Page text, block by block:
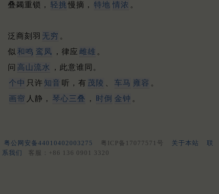
叠蠲重锁， 轻挑慢摘， 特地 情浓 。
泛商刻羽 无穷 。
似 和鸣 鸾凤 ，律应 雌雄 。
问 高山流水
，此意谁同。
个中 只许 知音 听，有 茂陵 车马 雍容 。
画帘 人静， 琴心三叠 ， 时倒 金钟 。
粤公网安备44010402003275 粤ICP备17077571号 关于本站
联
系我们
客服：+86 136 0901 3320